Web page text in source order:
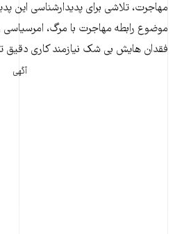
مهاجرت، تلاشى براى پدیدارشناسى این
موضوع رابطه مهاجرت با مرگ، امرسیاسى
فقدان هایش بى شک نیازمند کارى دقیق
آگهی